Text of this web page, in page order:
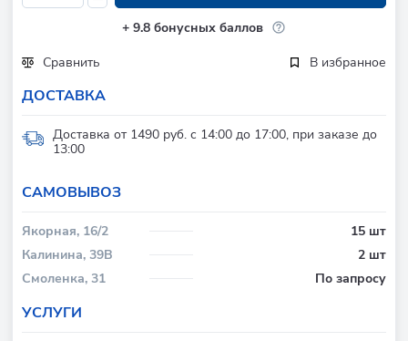
+ 9.8 бонусных баллов
Сравнить
В избранное
ДОСТАВКА
Доставка от 1490 руб. с 14:00 до 17:00, при заказе до
13:00
CАМОВЫВОЗ
Якорная, 16/2
15 шт
Калинина, 39В
2 шт
Смоленка, 31
По запросу
УСЛУГИ